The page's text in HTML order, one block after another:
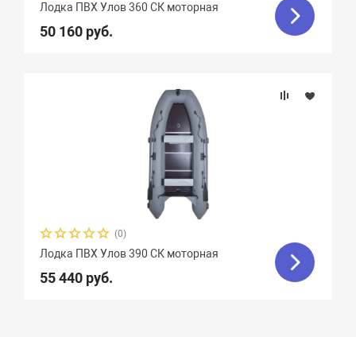
Лодка ПВХ Улов 360 СК моторная
50 160 руб.
(0)
Лодка ПВХ Улов 390 СК моторная
55 440 руб.